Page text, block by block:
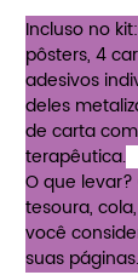
Incluso no
pôsters, 4
adesivos
deles
de carta
terapêutica.
O que
tesoura,
você
suas páginas.